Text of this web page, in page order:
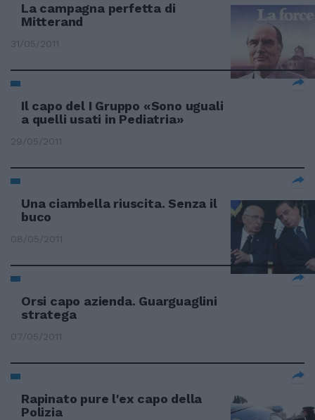
La campagna perfetta di
Mitterand
31/05/2011
Il capo del I Gruppo «Sono uguali
a quelli usati in Pediatria»
29/05/2011
Una ciambella riuscita. Senza il
buco
08/05/2011
Orsi capo azienda. Guarguaglini
stratega
07/05/2011
Rapinato pure l'ex capo della
Polizia